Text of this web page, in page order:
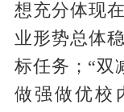
想充分体现
业形势总体
标任务；“双
做强做优校